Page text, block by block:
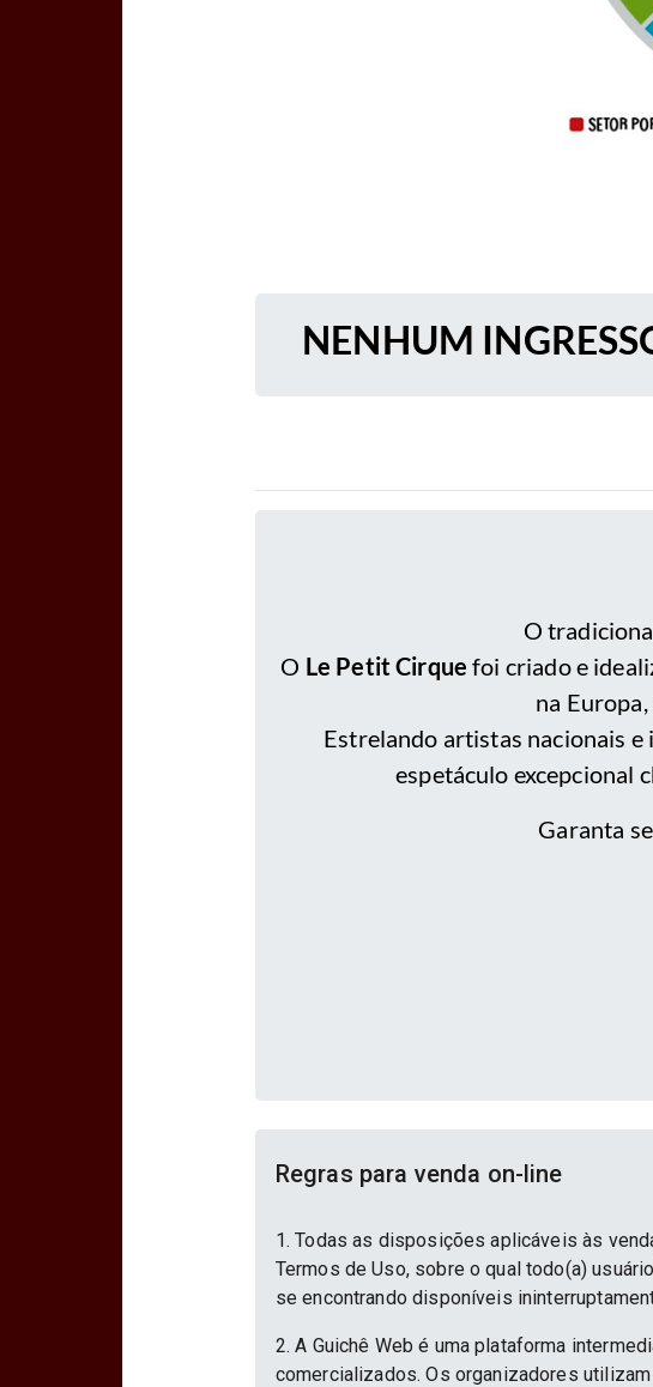
NENHUM
O
O Le Petit Cirque foi criado e
na
Estrelando artistas nacionais
espetáculo excepcional
Garanta
Regras para venda on-line
1. Todas as disposições aplicáveis às
Termos de Uso, sobre o qual todo(a)
se encontrando disponíveis
2. A Guichê Web é uma plataforma
comercializados. Os organizadores